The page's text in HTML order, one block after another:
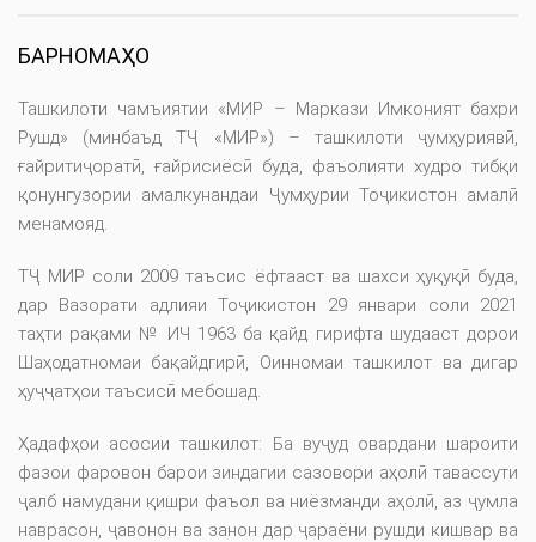
БАРНОМАҲО
Ташкилоти чамъиятии «МИР – Маркази Имконият бахри
Рушд» (минбаъд ТҶ «МИР») – ташкилоти ҷумҳуриявӣ,
ғайритиҷоратӣ, ғайрисиёсӣ буда, фаъолияти худро тибқи
қонунгузории амалкунандаи Ҷумҳурии Тоҷикистон амалӣ
менамояд.
ТҶ МИР соли 2009 таъсис ёфтааст ва шахси ҳуқуқӣ буда,
дар Вазорати адлияи Тоҷикистон 29 январи соли 2021
таҳти рақами № ИЧ 1963 ба қайд гирифта шудааст дорои
Шаҳодатномаи бақайдгирӣ, Оинномаи ташкилот ва дигар
ҳуҷҷатҳои таъсисӣ мебошад.
Ҳадафҳои асосии ташкилот: Ба вуҷуд овардани шароити
фазои фаровон барои зиндагии сазовори аҳолӣ тавассути
ҷалб намудани қишри фаъол ва ниёзманди аҳолӣ, аз ҷумла
наврасон, ҷавонон ва занон дар ҷараёни рушди кишвар ва